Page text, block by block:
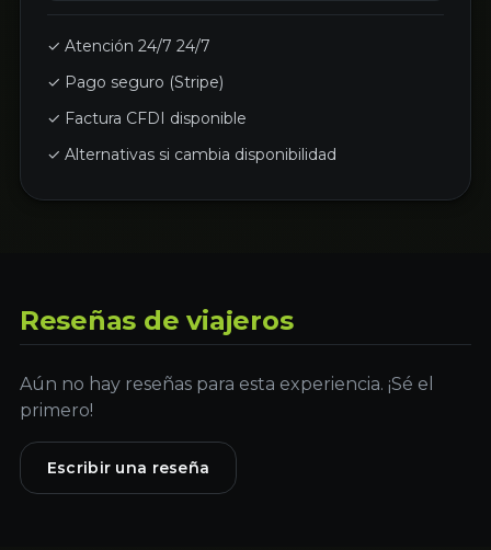
✓ Atención 24/7 24/7
✓ Pago seguro (Stripe)
✓ Factura CFDI disponible
✓ Alternativas si cambia disponibilidad
Reseñas de viajeros
Aún no hay reseñas para esta experiencia. ¡Sé el
primero!
Escribir una reseña